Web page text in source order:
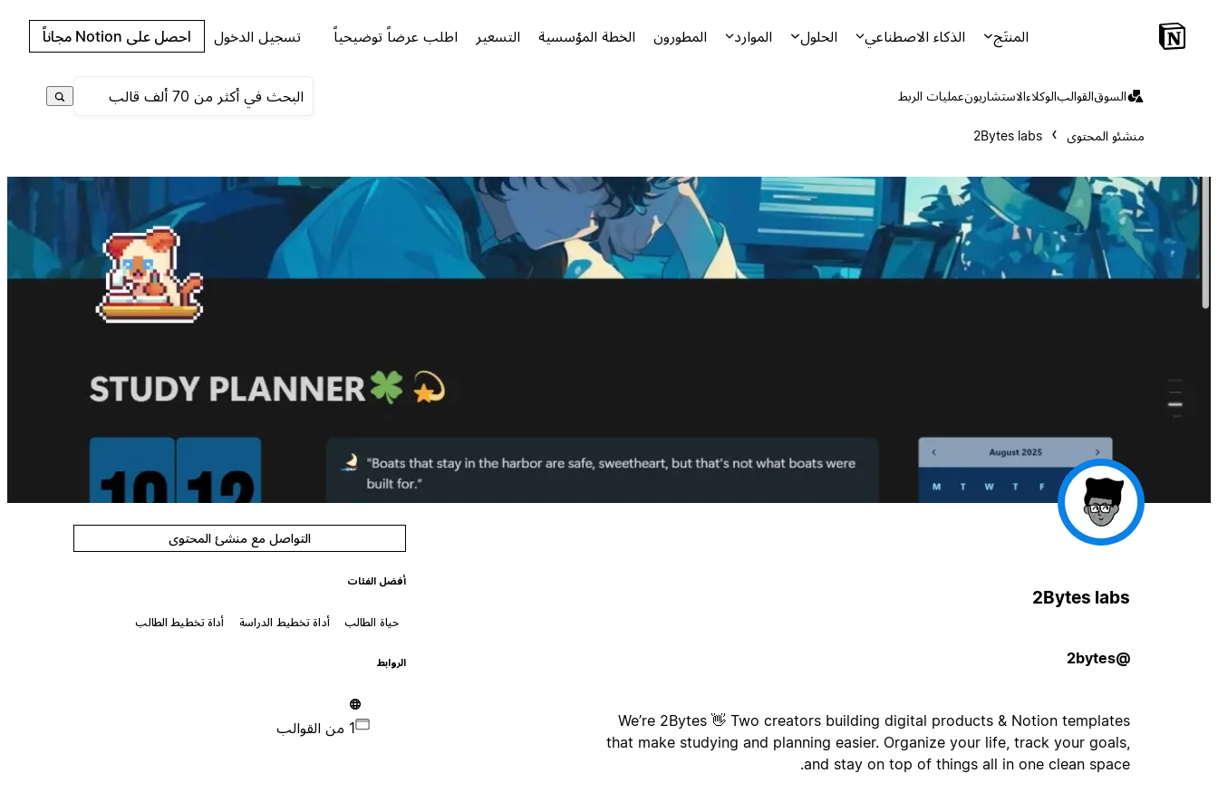
المنتَج الذكاء الاصطناعي الحلول الموارد المطورون الخطة المؤسسية التسعير اطلب عرضاً توضيحياً تسجيل الدخول احصل على Notion مجاناً
السوقالقوالبالوكلاءالاستشاريونعمليات الربط
منشئو المحتوى 2Bytes labs
2Bytes labs
@2bytes
We’re 2Bytes 👋 Two creators building digital products & Notion templates
that make studying and planning easier. Organize your life, track your goals,
and stay on top of things all in one clean space.
التواصل مع منشئ المحتوى
أفضل الفئات
حياة الطالب أداة تخطيط الدراسة أداة تخطيط الطالب
الروابط
1 من القوالب